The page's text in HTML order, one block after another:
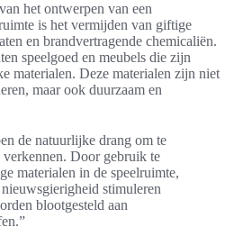
het ontwerpen van een
is het vermijden van giftige
en brandvertragende chemicaliën.
speelgoed en meubels die zijn
materialen. Deze materialen zijn niet
maar ook duurzaam en
de natuurlijke drang om te
verkennen. Door gebruik te
materialen in de speelruimte,
stimuleren
blootgesteld aan